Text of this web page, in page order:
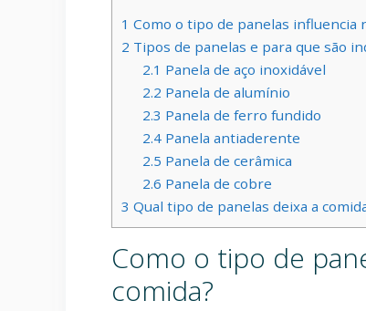
1 Como o tipo de panelas influencia
2 Tipos de panelas e para que são
2.1 Panela de aço inoxidável
2.2 Panela de alumínio
2.3 Panela de ferro fundido
2.4Panela antiaderente
2.5 Panela de cerâmica
2.6 Panela de cobre
3 Qual tipo de panelas deixa a
Como o tipo de
comida?